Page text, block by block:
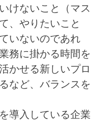
けないこと（マス
、やりたいこと
いないのであれ
務に掛かる時間を
かせる新しいプロ
など、バランスを
導入している企業